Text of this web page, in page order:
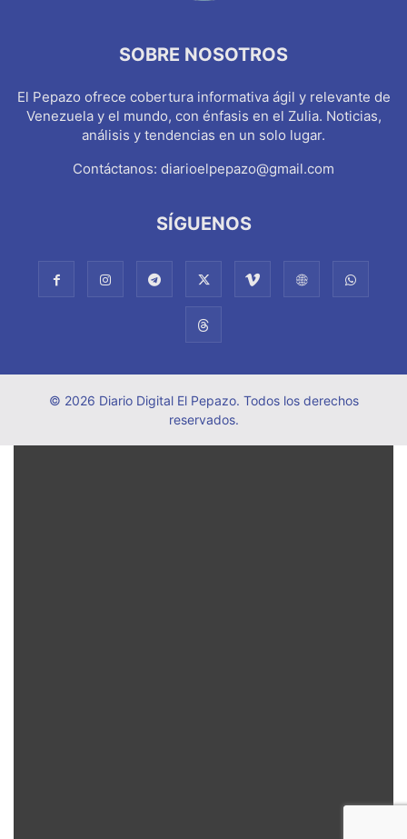
SOBRE NOSOTROS
El Pepazo ofrece cobertura informativa ágil y relevante de
Venezuela y el mundo, con énfasis en el Zulia. Noticias,
análisis y tendencias en un solo lugar.
Contáctanos: diarioelpepazo@gmail.com
SÍGUENOS
© 2026 Diario Digital El Pepazo. Todos los derechos
reservados.